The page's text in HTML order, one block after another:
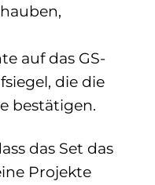
auf das GS-
die die
bestätigen.
das Set das
Projekte